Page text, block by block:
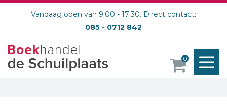
Vandaag open van 9:00 - 17:30. Direct contact:
085 - 0712 842
0